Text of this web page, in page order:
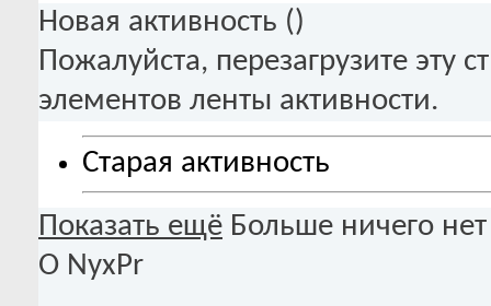
Новая активность ()
Пожалуйста, перезагрузите эту
элементов ленты активности.
Старая активность
Показать ещё Больше ничего нет
О NyxPr